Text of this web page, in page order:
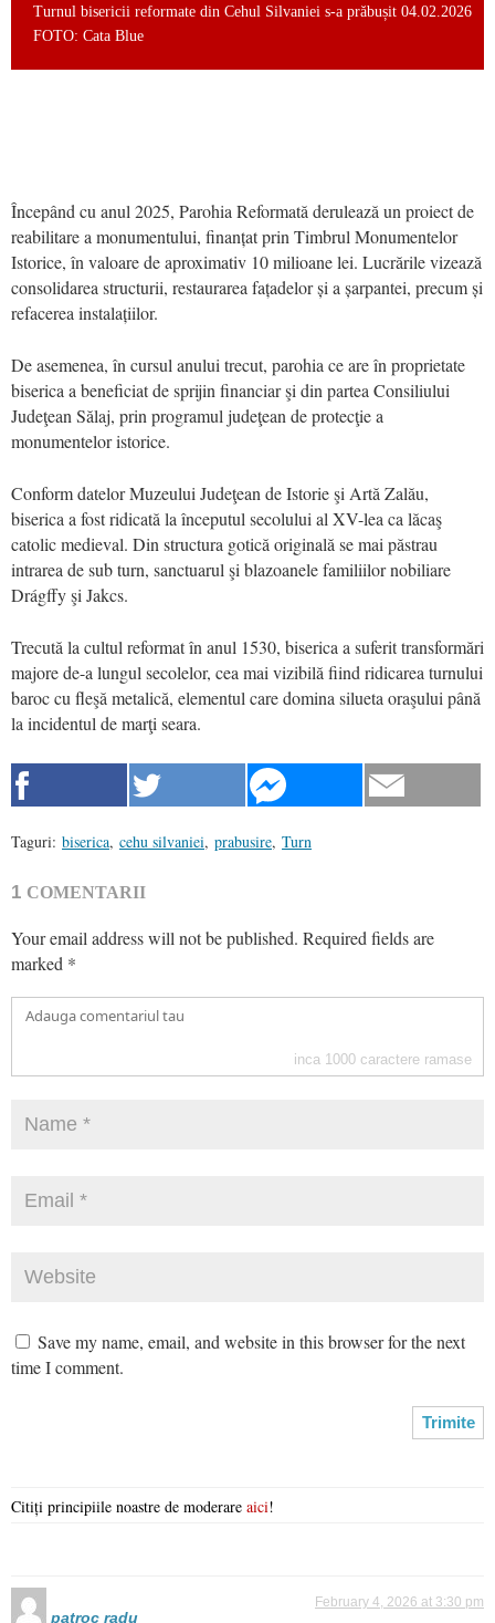
Turnul bisericii reformate din Cehul Silvaniei s-a prăbușit 04.02.2026
FOTO: Cata Blue
Începând cu anul 2025, Parohia Reformată derulează un proiect de
reabilitare a monumentului, finanțat prin Timbrul Monumentelor
Istorice, în valoare de aproximativ 10 milioane lei. Lucrările vizează
consolidarea structurii, restaurarea fațadelor și a șarpantei, precum și
refacerea instalațiilor.
De asemenea, în cursul anului trecut, parohia ce are în proprietate
biserica a beneficiat de sprijin financiar şi din partea Consiliului
Judeţean Sălaj, prin programul judeţean de protecţie a
monumentelor istorice.
Conform datelor Muzeului Judeţean de Istorie şi Artă Zalău,
biserica a fost ridicată la începutul secolului al XV-lea ca lăcaş
catolic medieval. Din structura gotică originală se mai păstrau
intrarea de sub turn, sanctuarul şi blazoanele familiilor nobiliare
Drágffy şi Jakcs.
Trecută la cultul reformat în anul 1530, biserica a suferit transformări
majore de-a lungul secolelor, cea mai vizibilă fiind ridicarea turnului
baroc cu fleşă metalică, elementul care domina silueta oraşului până
la incidentul de marţi seara.
Taguri: biserica, cehu silvaniei, prabusire, Turn
1 COMENTARII
Your email address will not be published. Required fields are
marked *
inca 1000 caractere ramase
Save my name, email, and website in this browser for the next
time I comment.
Citiți principiile noastre de moderare aici!
patroc radu
February 4, 2026 at 3:30 pm